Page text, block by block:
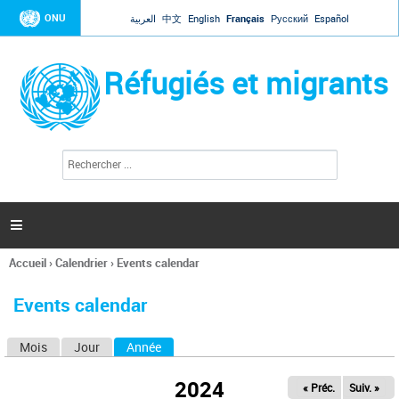
Jump to navigation
ONU العربية 中文 English Français Русский Español
Réfugiés et migrants
l
c
h
e

Vous
ici
Accueil›Calendrier› Events calendar
Events calendar
Mois Jour Année
2024 « Préc. Suiv. »